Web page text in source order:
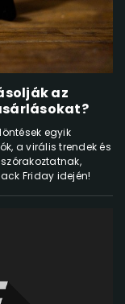
az
egyik
a virális trendek és
Friday idején!